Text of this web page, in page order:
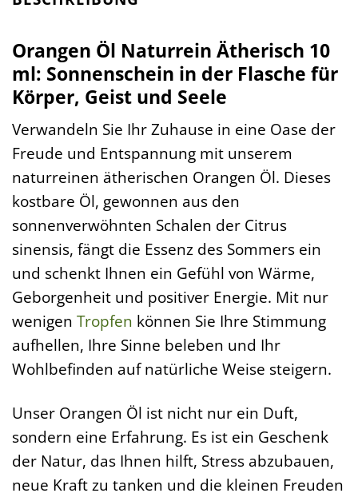
Orangen Öl Naturrein Ätherisch 10
ml: Sonnenschein in der Flasche für
Körper, Geist und Seele
Verwandeln Sie Ihr Zuhause in eine Oase der
Freude und Entspannung mit unserem
naturreinen ätherischen Orangen Öl. Dieses
kostbare Öl, gewonnen aus den
sonnenverwöhnten Schalen der Citrus
sinensis, fängt die Essenz des Sommers ein
und schenkt Ihnen ein Gefühl von Wärme,
Geborgenheit und positiver Energie. Mit nur
wenigen Tropfen können Sie Ihre Stimmung
aufhellen, Ihre Sinne beleben und Ihr
Wohlbefinden auf natürliche Weise steigern.
Unser Orangen Öl ist nicht nur ein Duft,
sondern eine Erfahrung. Es ist ein Geschenk
der Natur, das Ihnen hilft, Stress abzubauen,
neue Kraft zu tanken und die kleinen Freuden